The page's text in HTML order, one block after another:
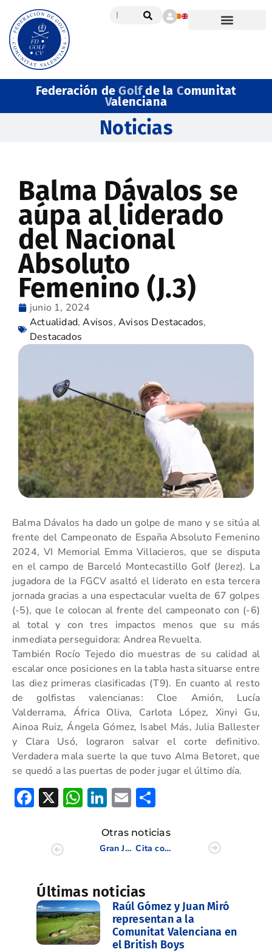
Federación deGolfde la Comunitat
Valenciana
Noticias
Balma Dávalos se
aúpa al liderado
del Nacional
Absoluto
Femenino (J.3)
junio 1, 2024
Actualidad,Avisos,Avisos Destacados,
Destacados
Balma Dávalos ha dado un golpe de mano y se sitúa al
frente del Campeonato de España Absoluto Femenino
2024, VI Memorial Emma Villacieros, que se disputa
en el campo de Barceló Montecastillo Golf (Jerez). La
jugadora de la FGCV asaltó el liderato en esta tercera
jornada gracias a una espectacular vuelta de 67 golpes
(-5), que le colocan al frente del campeonato con (-6)
al total y con tres impactos menos que su más
inmediata perseguidora: Andrea Revuelta.
También Rocío Tejedo dio muestras de su calidad al
escalar once posiciones en la tabla hasta situarse entre
las diez primeras clasificadas (T9). En cuanto al resto
de golfistas valencianas: Cloe Amión, Lucía
Valderrama, África Oliva, Carlota López, Xinyi Gu,
Ainoa Ruiz, Ángela Gómez, Isabel Más, Julia Ballester
y Clara Usó, lograron salvar el corte definitivo.
Verdadera mala suerte la que tuvo Alma Betoret, que
se quedó a las puertas de poder jugar el último día.
Facebook
X WhatsApp
LinkedIn
Email
Otras noticias
Gran Jornada PVACE 9 BAI (Castellón) en Costa de Azahar
Cita con el PVACE 10 BAI (Castellón) en Mediterráneo Golf
Últimas noticias
Raúl Gómez y Juan Miró
representan a la
Comunitat Valenciana en
el British Boys